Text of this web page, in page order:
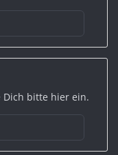
Dich bitte hier ein.